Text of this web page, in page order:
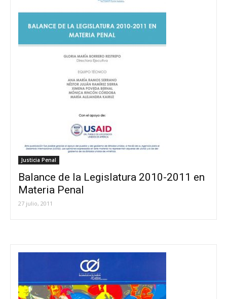
Justicia Penal
Balance de la Legislatura 2010-2011 en
Materia Penal
27 julio, 2011